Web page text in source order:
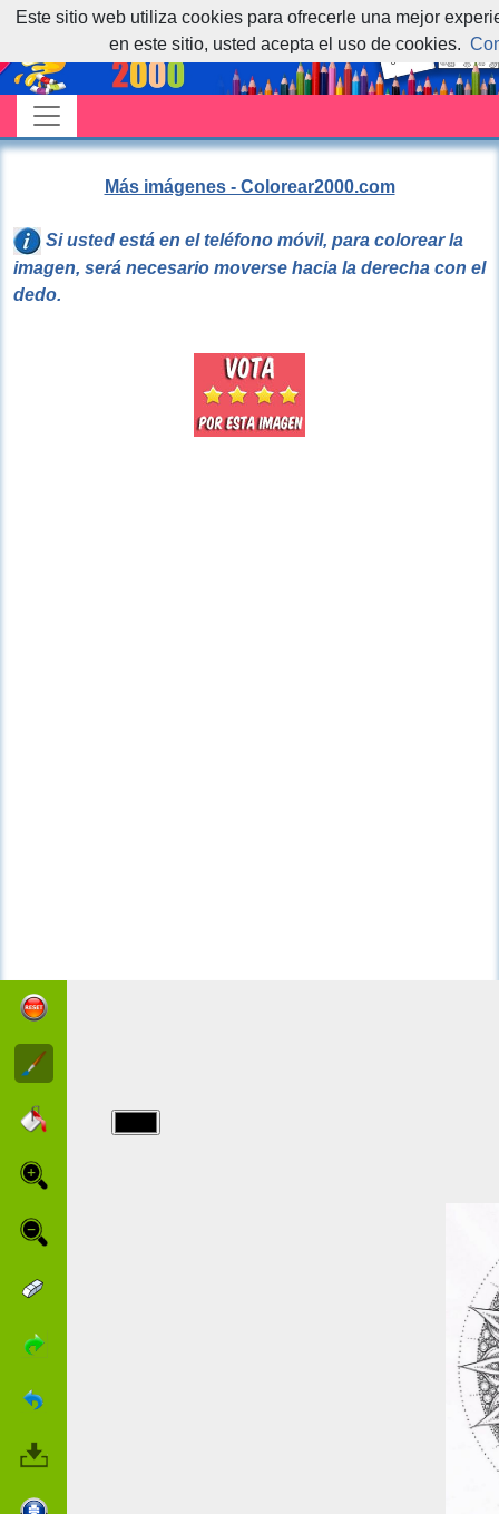
Más imágenes - Colorear2000.com
Si usted está en el teléfono móvil, para colorear la
imagen, será necesario moverse hacia la derecha con el
dedo.
Este sitio web utiliza cookies para ofrecerle una mejor
en este sitio, usted acepta el uso de cookies.